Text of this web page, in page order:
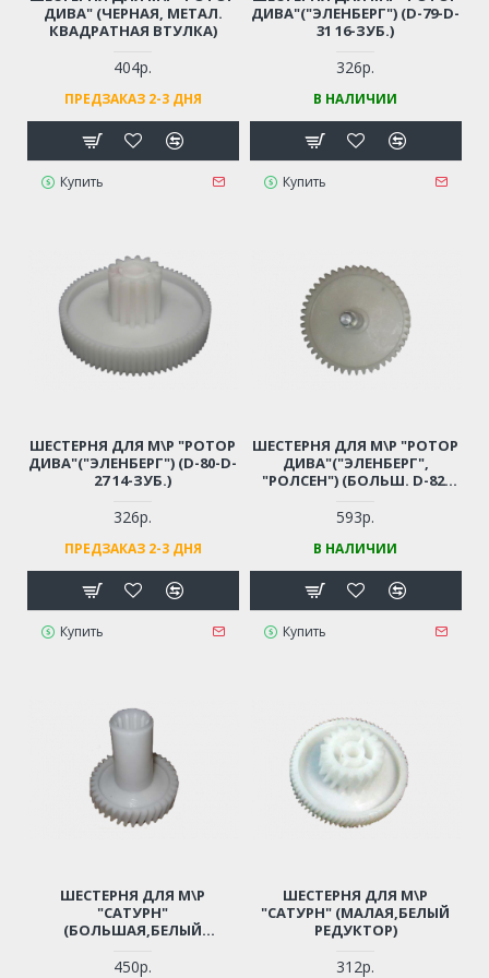
ДИВА" (ЧЕРНАЯ, МЕТАЛ.
КВАДРАТНАЯ ВТУЛКА)
404р.
ПРЕДЗАКАЗ 2-3 ДНЯ
Купить
ДИВА"("ЭЛЕНБЕРГ") (D-79-D-
31 16-ЗУБ.)
326р.
В НАЛИЧИИ
Купить
ШЕСТЕРНЯ ДЛЯ М\Р "РОТОР
ДИВА"("ЭЛЕНБЕРГ") (D-80-D-
27 14-ЗУБ.)
326р.
ПРЕДЗАКАЗ 2-3 ДНЯ
Купить
ШЕСТЕРНЯ ДЛЯ М\Р "РОТОР
ДИВА"("ЭЛЕНБЕРГ",
"РОЛСЕН") (БОЛЬШ. D-82,
593р.
В НАЛИЧИИ
Купить
ШЕСТЕРНЯ ДЛЯ М\Р
"САТУРН"
(БОЛЬШАЯ,БЕЛЫЙ
450р.
ШЕСТЕРНЯ ДЛЯ М\Р
"САТУРН" (МАЛАЯ,БЕЛЫЙ
РЕДУКТОР)
312р.